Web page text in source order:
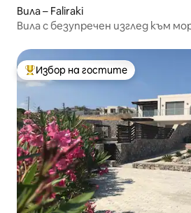
Вила – Faliraki
Вила с безупречен изглед към
Най-популярен избор на гостите
Избор на гостите